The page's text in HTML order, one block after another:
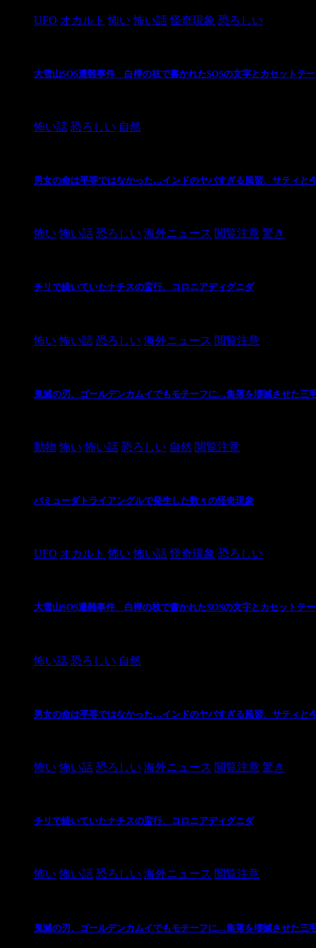
UFO オカルト 怖い 怖い話 怪奇現象 恐ろしい
大雪山SOS遭難事件 白樺の枝で書かれたSOSの文字とカセットテ
怖い話 恐ろしい 自然
男女の命は平等ではなかった…インドのヤバすぎる風習、サティと
怖い 怖い話 恐ろしい 海外ニュース 閲覧注意 驚き
チリで続いていたナチスの蛮行、コロニアディグニダ
怖い 怖い話 恐ろしい 海外ニュース 閲覧注意
鬼滅の刃、ゴールデンカムイでもモチーフに…集落を壊滅させた三
動物 怖い 怖い話 恐ろしい 自然 閲覧注意
バミューダトライアングルで発生した数々の怪奇現象
UFO オカルト 怖い 怖い話 怪奇現象 恐ろしい
大雪山SOS遭難事件 白樺の枝で書かれたSOSの文字とカセットテ
怖い話 恐ろしい 自然
男女の命は平等ではなかった…インドのヤバすぎる風習、サティと
怖い 怖い話 恐ろしい 海外ニュース 閲覧注意 驚き
チリで続いていたナチスの蛮行、コロニアディグニダ
怖い 怖い話 恐ろしい 海外ニュース 閲覧注意
鬼滅の刃、ゴールデンカムイでもモチーフに…集落を壊滅させた三